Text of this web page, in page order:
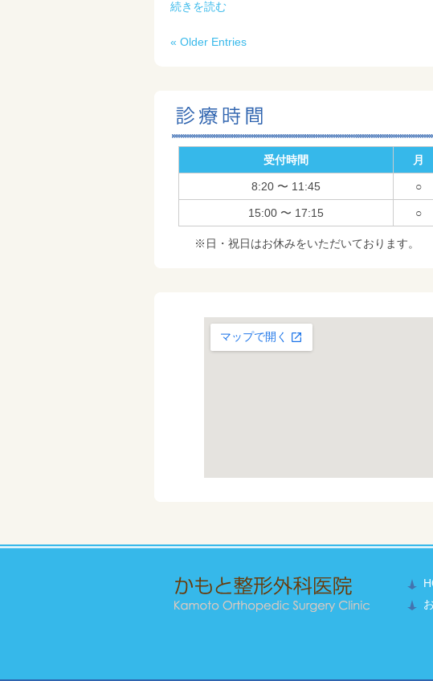
続きを読む
« Older Entries
受付時間 月
8:20 〜 11:45 ○
15:00 〜 17:15 ○
※日・祝日はお休みをいただいております。
かもと整形